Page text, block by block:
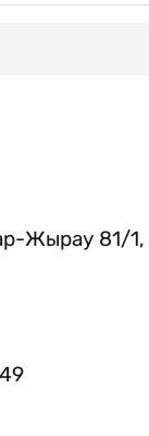
Жырау 81/1,